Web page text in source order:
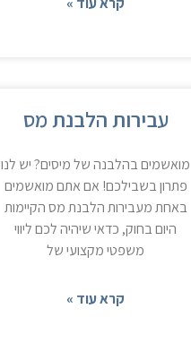
עבירות הלבנת מס
מואשמים בהלבנה של מיסים? יש לנו
פתרון בשבילכם! אם אתם מואשמים
באחת מעבירות הלבנת מס הקיימות
היום בחוק, כדאי שיהיה לכם ליווי
משפטי מקצועי של
קרא עוד »